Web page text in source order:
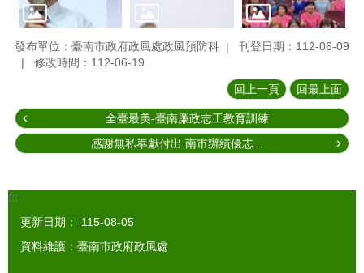
發布單位：臺南市政府政風處政風預防科
刊登日期：112-06-09
修改時間：112-06-19
回上一頁 回最上面
全臺最美-臺南廉政志工教育訓練
感謝無私奉獻付出 南市辦績優志...
:::
更新日期：
115-08-05
資料維護：臺南市政府政風處